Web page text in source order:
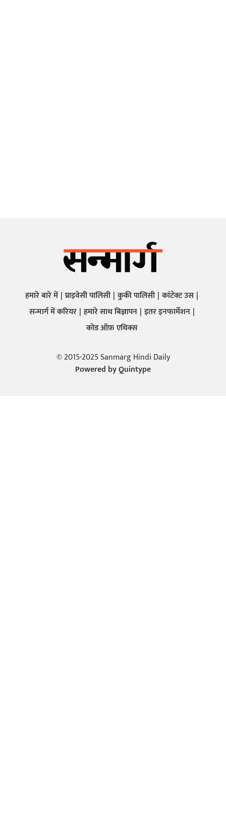
हमारे बारे में प्राइवेसी पालिसी कुकी पालिसी कांटेक्ट उस
सन्मार्ग में करियर हमारे साथ बिज्ञापन इतर इनफार्मेशन
कोड ऑफ़ एथिक्स
© 2015-2025 Sanmarg Hindi Daily
Powered byQuintype